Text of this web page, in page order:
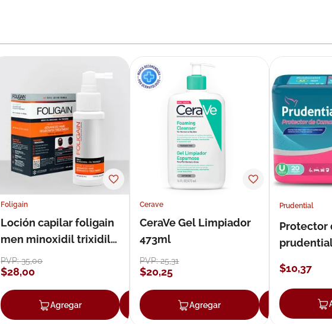
Agregar
Foligain
Loción capilar foligain
men minoxidil trixidil
loción 59 ml
PVP:35,00
$28,00
Agregar Agregar
Cerave
CeraVe Gel Limpiador
473ml
PVP:25,31
$20,25
Agregar
Prudential
Protector
$10,37